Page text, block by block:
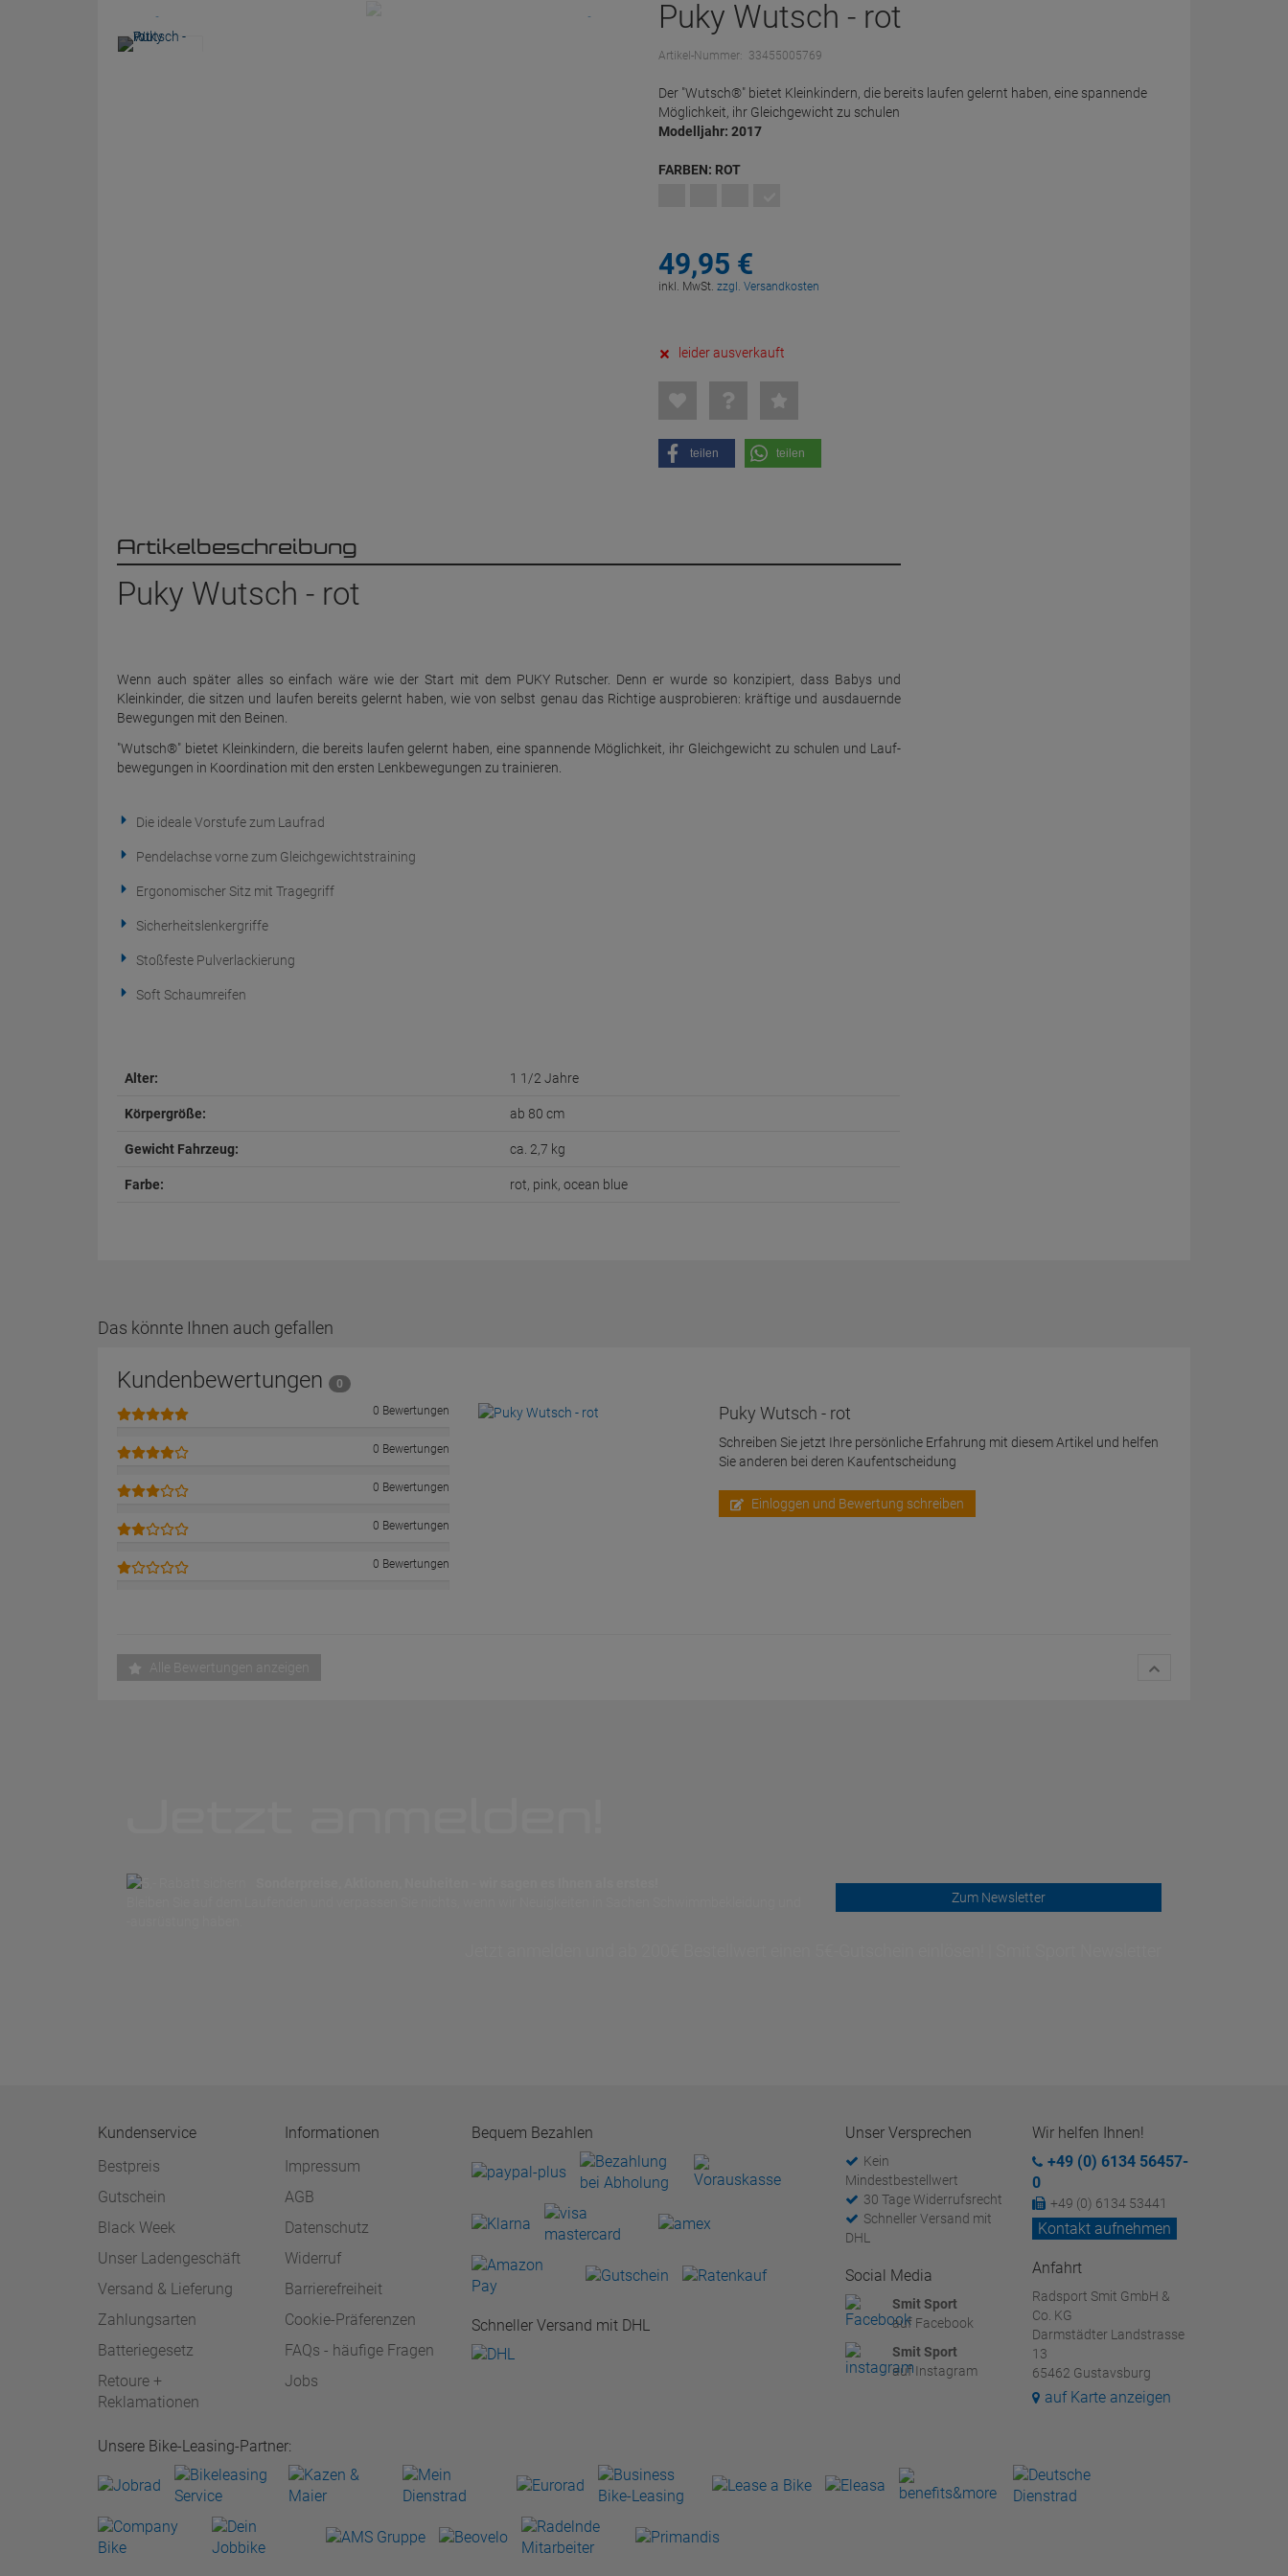
Puky Wutsch - rot
Artikel-Nummer: 33455005769
Der "Wutsch®" bietet Kleinkindern, die bereits laufen gelernt haben, eine spannende
Möglichkeit, ihr Gleichgewicht zu schulen
Modelljahr: 2017
FARBEN: ROT
49,95 €
inkl. MwSt. zzgl. Versandkosten
leider ausverkauft
teilen teilen
Artikelbeschreibung
Puky Wutsch - rot
Wenn auch später alles so einfach wäre wie der Start mit dem PUKY Rutscher. Denn er wurde so konzipiert, dass Babys und
Kleinkinder, die sitzen und laufen bereits gelernt haben, wie von selbst genau das Richtige ausprobieren: kräftige und ausdauernde
Bewegungen mit den Beinen.
"Wutsch®" bietet Kleinkindern, die bereits laufen gelernt haben, eine spannende Möglichkeit, ihr Gleichgewicht zu schulen und Lauf-
bewegungen in Koordination mit den ersten Lenkbewegungen zu trainieren.
Die ideale Vorstufe zum Laufrad
Pendelachse vorne zum Gleichgewichtstraining
Ergonomischer Sitz mit Tragegriff
Sicherheitslenkergriffe
Stoßfeste Pulverlackierung
Soft Schaumreifen
Alter: 1 1/2 Jahre
Körpergröße: ab 80 cm
Gewicht Fahrzeug: ca. 2,7 kg
Farbe: rot, pink, ocean blue
Das könnte Ihnen auch gefallen
Kundenbewertungen
0
0 Bewertungen
0 Bewertungen
0 Bewertungen
0 Bewertungen
0 Bewertungen
Puky Wutsch - rot
Schreiben Sie jetzt Ihre persönliche Erfahrung mit diesem Artikel und helfen
Sie anderen bei deren Kaufentscheidung
Einloggen und Bewertung schreiben
Alle Bewertungen anzeigen
Zum Newsletter
Kundenservice
Bestpreis
Gutschein
Black Week
Unser Ladengeschäft
Versand & Lieferung
Zahlungsarten
Batteriegesetz
Retoure +
Reklamationen
Informationen
Impressum
AGB
Datenschutz
Widerruf
Barrierefreiheit
Cookie-Präferenzen
FAQs - häufige Fragen
Jobs
Bequem Bezahlen
Schneller Versand mit DHL
Unser Versprechen
Kein
Mindestbestellwert
30 Tage Widerrufsrecht
Schneller Versand mit
DHL
Social Media
Smit Sport
auf Facebook
Smit Sport
auf Instagram
Wir helfen Ihnen!
+49 (0) 6134 56457-
0
+49 (0) 6134 53441
Kontakt aufnehmen
Anfahrt
Radsport Smit GmbH &
Co. KG
Darmstädter Landstrasse
13
65462 Gustavsburg
auf Karte anzeigen
Unsere Bike-Leasing-Partner: